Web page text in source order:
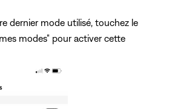
dernier mode utilisé, touchez le
modes" pour activer cette